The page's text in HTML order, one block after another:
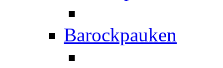
Barockpauken